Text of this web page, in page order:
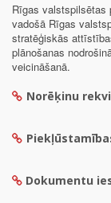
Rīgas
vadošā Rīgas
stratēģiskās
plānošanas
veicināšanā.
Norēķinu
Dokumentu